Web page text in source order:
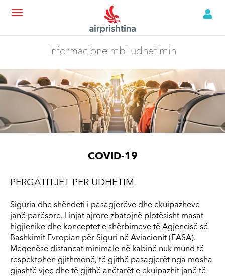
Informacione mbi udhetimin
COVID-19
PERGATITJET PER UDHETIM
Siguria dhe shëndeti i pasagjerëve dhe ekuipazheve
janë parësore. Linjat ajrore zbatojnë plotësisht masat
higjienike dhe konceptet e shërbimeve të Agjencisë së
Bashkimit Evropian për Siguri në Aviacionit (EASA).
Meqenëse distancat minimale në kabinë nuk mund të
respektohen gjithmonë, të gjithë pasagjerët nga mosha
gjashtë vjeç dhe të gjithë anëtarët e ekuipazhit janë të